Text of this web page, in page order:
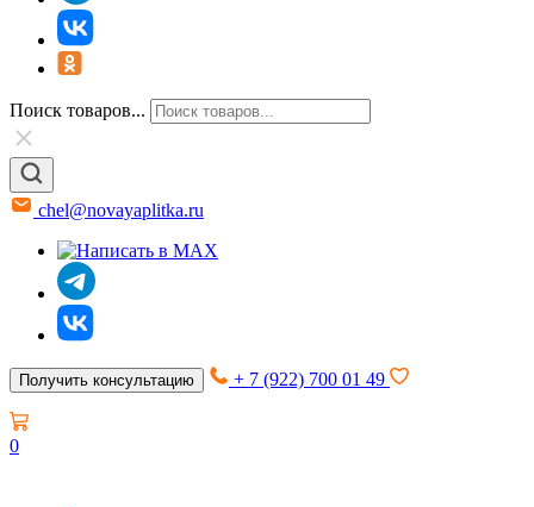
Поиск товаров...
chel@novayaplitka.ru
Получить консультацию + 7 (922) 700 01 49
0